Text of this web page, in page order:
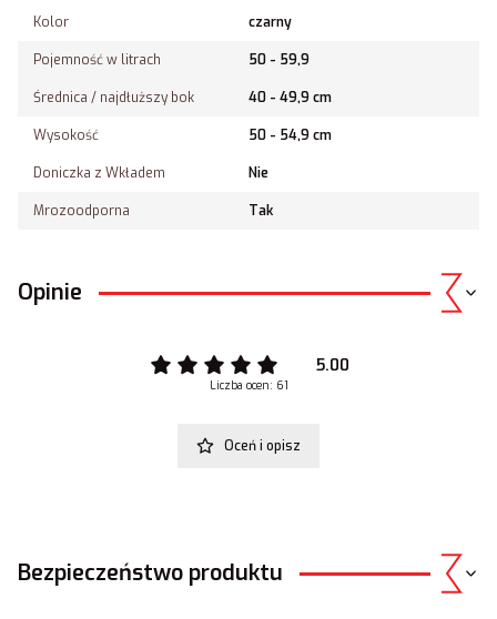
Kolor czarny
Pojemność w litrach 50 - 59,9
Średnica / najdłuższy bok 40 - 49,9 cm
Wysokość 50 - 54,9 cm
Doniczka z Wkładem Nie
Mrozoodporna Tak
Opinie
5.00
Liczba ocen: 61
Oceń i opisz
Bezpieczeństwo produktu